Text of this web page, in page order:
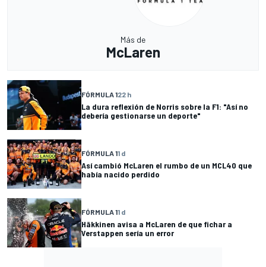
Más de
McLaren
FÓRMULA 122 h
La dura reflexión de Norris sobre la F1: "Así no
debería gestionarse un deporte"
FÓRMULA 11 d
Así cambió McLaren el rumbo de un MCL40 que
había nacido perdido
FÓRMULA 11 d
Häkkinen avisa a McLaren de que fichar a
Verstappen sería un error